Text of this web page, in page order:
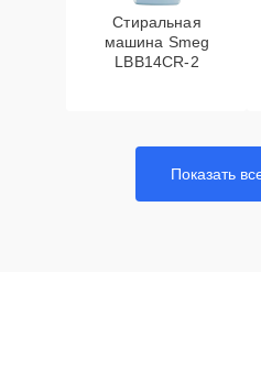
Стиральная
машина Smeg
LBB14CR-2
Показать